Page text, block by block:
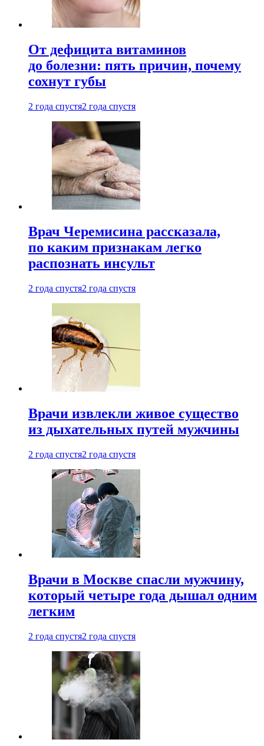
От дефицита витаминов
до болезни: пять причин, почему
сохнут губы
2 года спустя2 года спустя
Врач Черемисина рассказала,
по каким признакам легко
распознать инсульт
2 года спустя2 года спустя
Врачи извлекли живое существо
из дыхательных путей мужчины
2 года спустя2 года спустя
Врачи в Москве спасли мужчину,
который четыре года дышал одним
легким
2 года спустя2 года спустя